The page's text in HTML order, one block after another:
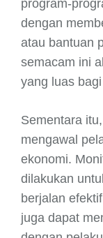
program-
dengan
atau bantuan
semacam ini
yang luas
Sementara
mengawal
ekonomi.
dilakukan
berjalan
juga dapat